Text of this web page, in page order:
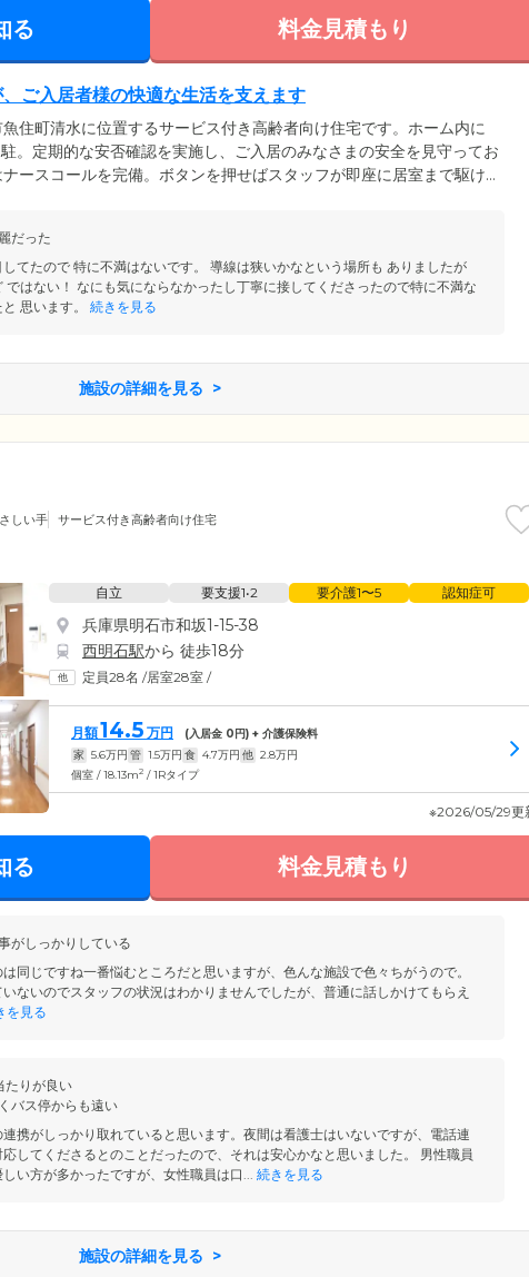
る 料金見積もり
ご入居者様の快適な生活を支えます
魚住町清水に位置するサービス付き高齢者向け住宅です。ホーム内に
。定期的な安否確認を実施し、ご入居のみなさまの安全を見守ってお
ースコールを完備。ボタンを押せばスタッフが即座に居室まで駆け
、ぜひお気軽にお申し付けください。
だった
てたので 特に不満はないです。 導線は狭いかなという場所も ありましたが
ではない！ なにも気にならなかったし丁寧に接してくださったので特に不満な
思います。
続きを見る
施設の詳細を見る
しい手 サービス付き高齢者向け住宅
自立 要支援1•2 要介護1〜5 認知症可
兵庫県明石市和坂1-15-38
西明石駅から 徒歩18分
定員28名 /居室28室 /
月額14.5 万円 (入居金 0円) + 介護保険料
家 5.6万円 管 1.5万円 食 4.7万円 他 2.8万円
個室 / 18.13m2 / 1Rタイプ
※2026/05/29更
る 料金見積もり
がしっかりしている
同じですね一番悩むところだと思いますが、色んな施設で色々ちがうので。
いないのでスタッフの状況はわかりませんでしたが、普通に話しかけてもらえ
を見る
たりが良い
バス停からも遠い
携がしっかり取れていると思います。夜間は看護士はいないですが、電話連
してくださるとのことだったので、それは安心かなと思いました。 男性職員
い方が多かったですが、女性職員は口...
続きを見る
施設の詳細を見る